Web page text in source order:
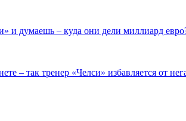
и думаешь – куда они дели миллиард
– так тренер «Челси» избавляется от